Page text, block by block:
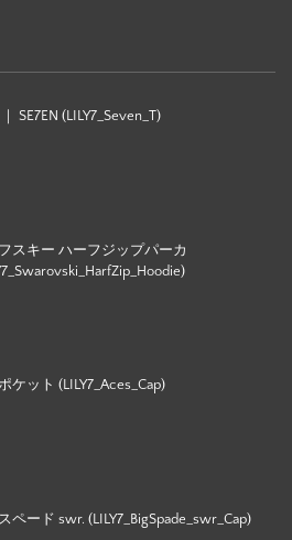
SE7EN (LILY7_Seven_T)
スキー ハーフジップパーカ
ケット (LILY7_Aces_Cap)
ペード swr. (LILY7_BigSpade_swr_Cap)